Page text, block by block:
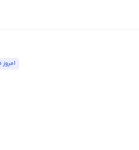
امروز ١٥ مرداد ١٤٠٥